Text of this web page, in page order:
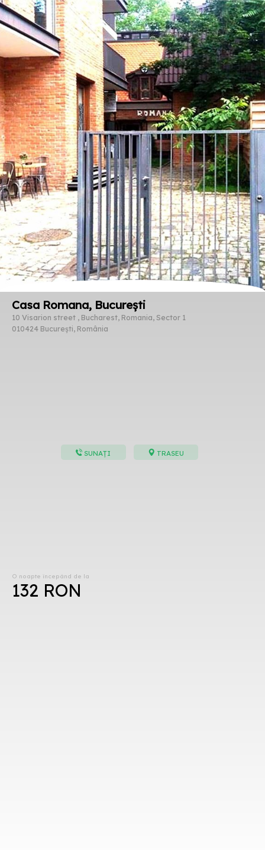
Casa Romana, București
10 Visarion street , Bucharest, Romania, Sector 1
010424 București, România
SUNAȚI TRASEU
O noapte începând de la
132 RON